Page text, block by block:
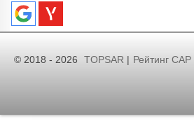
© 2018 - 2026 TOPSAR | Рейтинг САР